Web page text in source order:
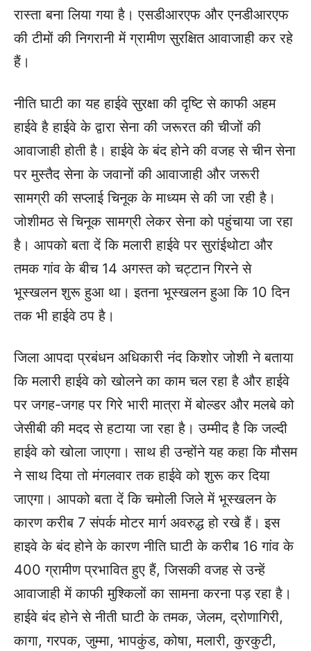
रास्ता बना लिया गया है। एसडीआरएफ और एनडीआरएफ
की टीमों की निगरानी में ग्रामीण सुरक्षित आवाजाही कर रहे
हैं।
नीति घाटी का यह हाईवे सुरक्षा की दृष्टि से काफी अहम
हाईवे है हाईवे के द्वारा सेना की जरूरत की चीजों की
आवाजाही होती है। हाईवे के बंद होने की वजह से चीन सेना
पर मुस्तैद सेना के जवानों की आवाजाही और जरूरी
सामग्री की सप्लाई चिनूक के माध्यम से की जा रही है।
जोशीमठ से चिनूक सामग्री लेकर सेना को पहुंचाया जा रहा
है। आपको बता दें कि मलारी हाईवे पर सुरांईथोटा और
तमक गांव के बीच 14 अगस्त को चट्टान गिरने से
भूस्खलन शुरू हुआ था। इतना भूस्खलन हुआ कि 10 दिन
तक भी हाईवे ठप है।
जिला आपदा प्रबंधन अधिकारी नंद किशोर जोशी ने बताया
कि मलारी हाईवे को खोलने का काम चल रहा है और हाईवे
पर जगह-जगह पर गिरे भारी मात्रा में बोल्डर और मलबे को
जेसीबी की मदद से हटाया जा रहा है। उम्मीद है कि जल्दी
हाईवे को खोला जाएगा। साथ ही उन्होंने यह कहा कि मौसम
ने साथ दिया तो मंगलवार तक हाईवे को शुरू कर दिया
जाएगा। आपको बता दें कि चमोली जिले में भूस्खलन के
कारण करीब 7 संपर्क मोटर मार्ग अवरुद्ध हो रखे हैं। इस
हाइवे के बंद होने के कारण नीति घाटी के करीब 16 गांव के
400 ग्रामीण प्रभावित हुए हैं, जिसकी वजह से उन्हें
आवाजाही में काफी मुश्किलों का सामना करना पड़ रहा है।
हाईवे बंद होने से नीती घाटी के तमक, जेलम, द्रोणागिरी,
कागा, गरपक, जुम्मा, भापकुंड, कोषा, मलारी, कुरकुटी,